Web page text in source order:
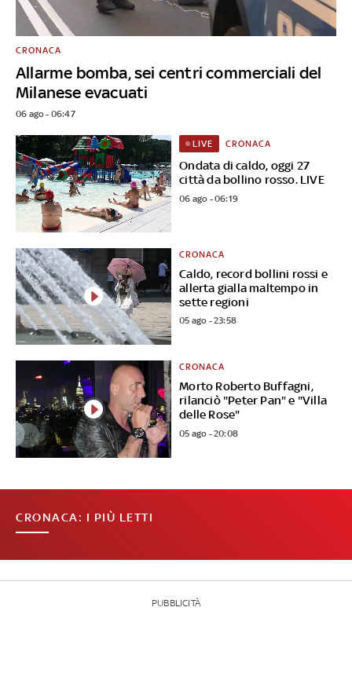
Allarme bomba, sei centri commerciali del
Milanese evacuati
CRONACA
06 ago - 06:47
Ondata di caldo, oggi 27
città da bollino rosso. LIVE
LIVE CRONACA
06 ago - 06:19
Caldo, record bollini rossi e
allerta gialla maltempo in
sette regioni
CRONACA
05 ago - 23:58
Morto Roberto Buffagni,
rilanciò "Peter Pan" e "Villa
delle Rose"
CRONACA
05 ago - 20:08
CRONACA: I PIÙ LETTI
PUBBLICITÀ